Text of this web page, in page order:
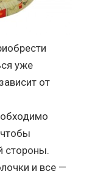
уже
от
стороны.
и все —